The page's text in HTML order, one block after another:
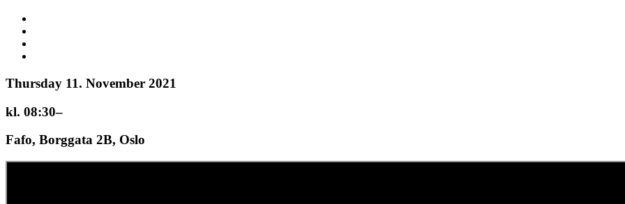
Thursday 11. November 2021
kl. 08:30–
Fafo, Borggata 2B, Oslo